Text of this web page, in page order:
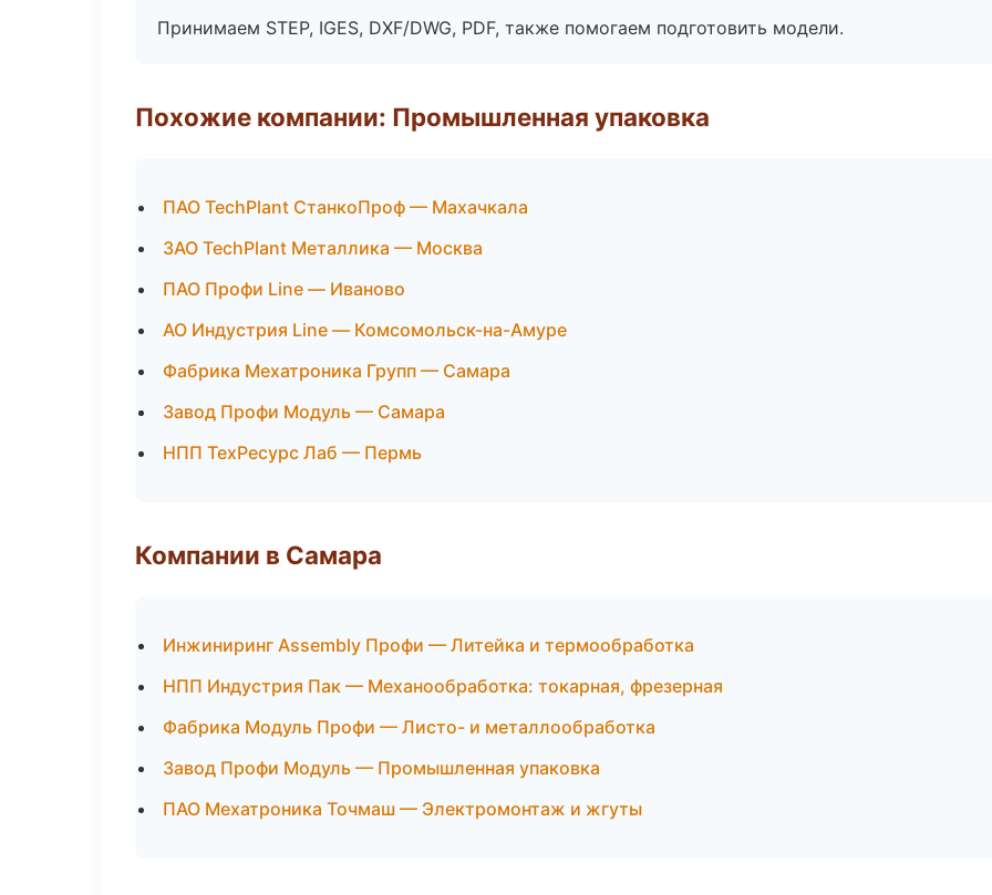
Принимаем STEP, IGES, DXF/DWG, PDF, также помогаем подготовить модели.
Похожие компании: Промышленная упаковка
ПАО TechPlant СтанкоПроф — Махачкала
ЗАО TechPlant Металлика — Москва
ПАО Профи Line — Иваново
АО Индустрия Line — Комсомольск-на-Амуре
Фабрика Мехатроника Групп — Самара
Завод Профи Модуль — Самара
НПП ТехРесурс Лаб — Пермь
Компании в Самара
Инжиниринг Assembly Профи — Литейка и термообработка
НПП Индустрия Пак — Механообработка: токарная, фрезерная
Фабрика Модуль Профи — Листо- и металлообработка
Завод Профи Модуль — Промышленная упаковка
ПАО Мехатроника Точмаш — Электромонтаж и жгуты